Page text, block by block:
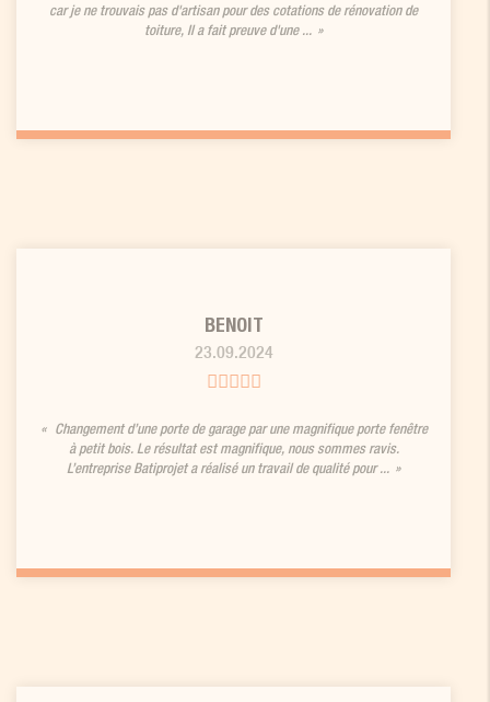
car je ne trouvais pas d'artisan pour des cotations de rénovation de
toiture, Il a fait preuve d'une ...
BENOIT
23.09.2024
Changement d’une porte de garage par une magnifique porte fenêtre
à petit bois. Le résultat est magnifique, nous sommes ravis.
L’entreprise Batiprojet a réalisé un travail de qualité pour ...